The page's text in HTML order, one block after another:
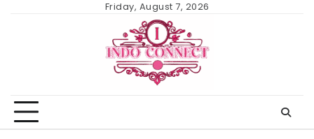
Friday, August 7, 2026